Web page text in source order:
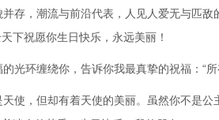
存，潮流与前沿代表，人见人爱无与匹敌
下祝愿你生日快乐，永远美丽！
光环缠绕你，告诉你我最真挚的祝福：“
使，但却有着天使的美丽。虽然你不是公